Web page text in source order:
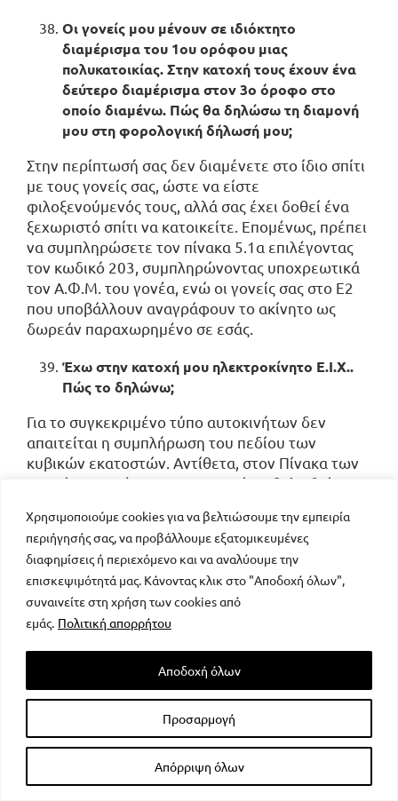
Χρησιμοποιούμε cookies για να βελτιώσουμε την εμπειρία
περιήγησής σας, να προβάλλουμε εξατομικευμένες
διαφημίσεις ή περιεχόμενο και να αναλύουμε την
επισκεψιμότητά μας. Κάνοντας κλικ στο "Αποδοχή όλων",
συναινείτε στη χρήση των cookies από
εμάς. Πολιτική απορρήτου
Προσαρμογή
Απόρριψη όλων
Αποδοχή όλων
Οι γονείς μου μένουν σε ιδιόκτητο
διαμέρισμα του 1ου ορόφου μιας
πολυκατοικίας. Στην κατοχή τους έχουν ένα
δεύτερο διαμέρισμα στον 3ο όροφο στο
οποίο διαμένω. Πώς θα δηλώσω τη διαμονή
μου στη φορολογική δήλωσή μου;
Στην περίπτωσή σας δεν διαμένετε στο ίδιο σπίτι
με τους γονείς σας, ώστε να είστε
φιλοξενούμενός τους, αλλά σας έχει δοθεί ένα
ξεχωριστό σπίτι να κατοικείτε. Επομένως, πρέπει
να συμπληρώσετε τον πίνακα 5.1α επιλέγοντας
τον κωδικό 203, συμπληρώνοντας υποχρεωτικά
τον Α.Φ.Μ. του γονέα, ενώ οι γονείς σας στο Ε2
που υποβάλλουν αναγράφουν το ακίνητο ως
δωρεάν παραχωρημένο σε εσάς.
Έχω στην κατοχή μου ηλεκτροκίνητο Ε.Ι.Χ..
Πώς το δηλώνω;
Για το συγκεκριμένο τύπο αυτοκινήτων δεν
απαιτείται η συμπλήρωση του πεδίου των
κυβικών εκατοστών. Αντίθετα, στον Πίνακα των
οχημάτων, πρέπει υποχρεωτικά να δηλωθεί στην
μέχρι ή άνω των 50.000 ευρώ).
Πώς δηλώνει εταίρος-διαχειριστής-
διευθύνων σύμβουλος τα αυτοκίνητα που τον
βαρύνουν;
Στις περιπτώσεις εταιρειών ομόρρυθμων ή
ετερόρρυθμων ή περιορισμένης ευθύνης ή
ιδιωτικών κεφαλαιουχικών εταιρειών ή
ανώνυμων ή αστικών καθώς και κοινωνιών και
κοινοπραξιών που ασκούν επιχείρηση ή
επάγγελμα, οι οποίες έχουν στην κυριότητά τους
ή στην κατοχή τους Ε.Ι.Χ. η αντικειμενική δαπάνη
που αναλογεί στους εταίρους, διαχειριστές,